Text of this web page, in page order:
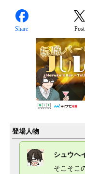
Share Post
登場人物
シュウヘ
そこそこ